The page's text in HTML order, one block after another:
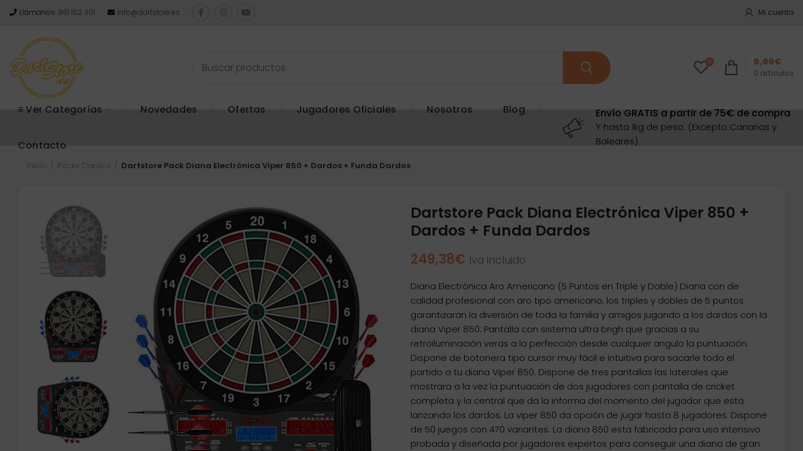
Llámanos: 961 152 301 info@dartstore.es Mi cuenta
0
0 artículos
0,00€
≡ Ver Categorías Novedades Ofertas Jugadores Oficiales Nosotros Blog
Contacto
Envío GRATIS a partir de 75€ de compra
Y hasta 1kg de peso. (Excepto Canarias y
Baleares)
Inicio Packs Dardos Dartstore Pack Diana Electrónica Viper 850 + Dardos + Funda Dardos
Dartstore Pack Diana Electrónica Viper 850 +
Dardos + Funda Dardos
249,38€ Iva incluido
Diana Electrónica Aro Americano (5 Puntos en Triple y Doble) Diana con de
calidad profesional con aro tipo americano, los triples y dobles de 5 puntos
garantizaran la diversión de toda la familia y amigos jugando a los dardos con la
diana Viper 850. Pantalla con sistema ultra brigh que gracias a su
retroiluminación veras a la perfección desde cualquier angulo la puntuación.
Dispone de botonera tipo cursor muy fácil e intuitiva para sacarle todo el
partido a tu diana Viper 850. Dispone de tres pantallas las laterales que
mostrara a la vez la puntuación de dos jugadores con pantalla de cricket
completa y la central que da la informa del momento del jugador que esta
lanzando los dardos. La viper 850 da opción de jugar hasta 8 jugadores. Dispone
de 50 juegos con 470 variantes. La diana 850 esta fabricada para uso intensivo
probada y diseñada por jugadores expertos para conseguir una diana de gran